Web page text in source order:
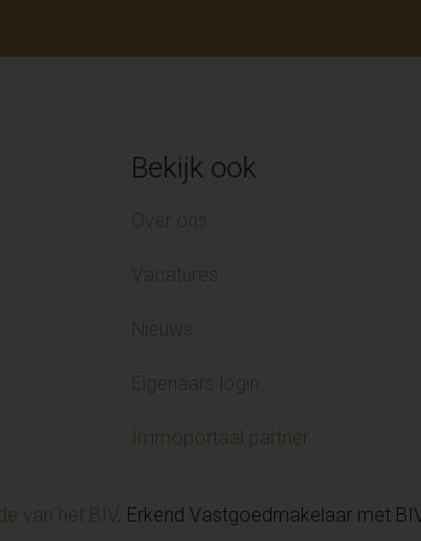
Bekijk ook
Over ons
Vacatures
Nieuws
Eigenaars login
Immoportaal partner
van het BIV. Erkend Vastgoedmakelaar met